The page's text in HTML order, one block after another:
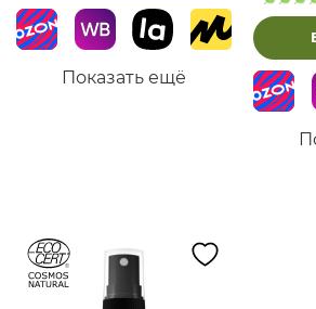
Показать ещё